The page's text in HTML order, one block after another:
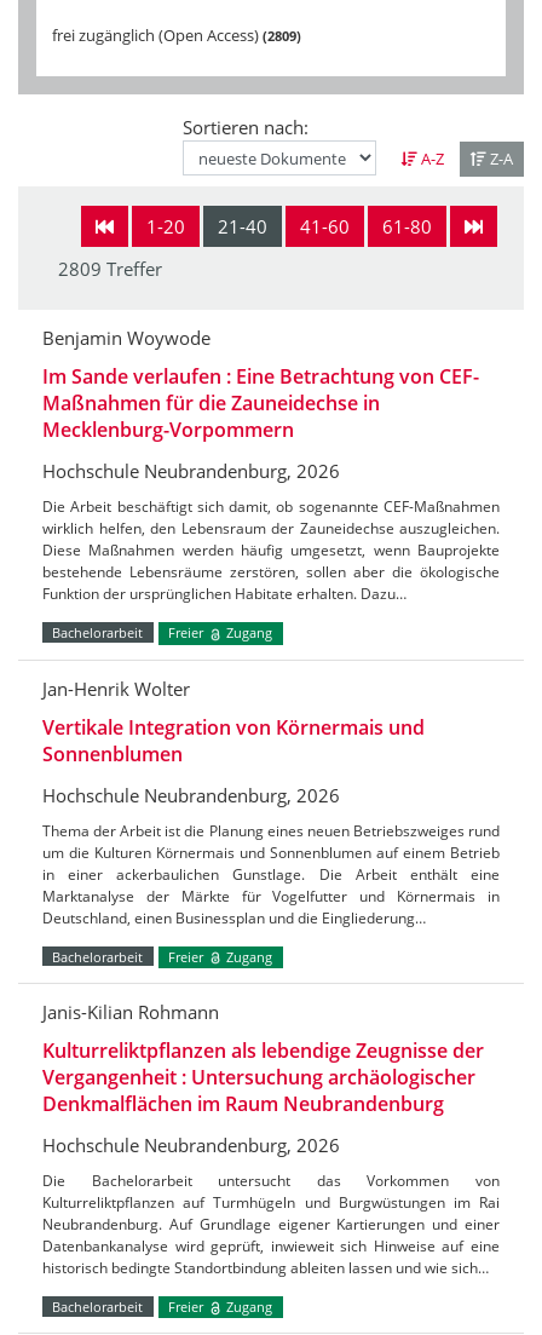
frei zugänglich (Open Access) 2809
Sortieren nach:
A-Z Z-A
1-20 21-40 41-60
61-80
2809 Treffer
Benjamin Woywode
Im Sande verlaufen : Eine Betrachtung von CEF-
Maßnahmen für die Zauneidechse in
Mecklenburg-Vorpommern
Hochschule Neubrandenburg, 2026
Die Arbeit beschäftigt sich damit, ob sogenannte CEF-Maßnahmen
wirklich helfen, den Lebensraum der Zauneidechse auszugleichen.
Diese Maßnahmen werden häufig umgesetzt, wenn Bauprojekte
bestehende Lebensräume zerstören, sollen aber die ökologische
Funktion der ursprünglichen Habitate erhalten. Dazu…
Bachelorarbeit Freier Zugang
Jan-Henrik Wolter
Vertikale Integration von Körnermais und
Sonnenblumen
Hochschule Neubrandenburg, 2026
Thema der Arbeit ist die Planung eines neuen Betriebszweiges rund
um die Kulturen Körnermais und Sonnenblumen auf einem Betrieb
in einer ackerbaulichen Gunstlage. Die Arbeit enthält eine
Marktanalyse der Märkte für Vogelfutter und Körnermais in
Deutschland, einen Businessplan und die Eingliederung…
Bachelorarbeit Freier Zugang
Janis-Kilian Rohmann
Kulturreliktpflanzen als lebendige Zeugnisse der
Vergangenheit : Untersuchung archäologischer
Denkmalflächen im Raum Neubrandenburg
Hochschule Neubrandenburg, 2026
Die Bachelorarbeit untersucht das Vorkommen von
Kulturreliktpflanzen auf Turmhügeln und Burgwüstungen im Rai
Neubrandenburg. Auf Grundlage eigener Kartierungen und einer
Datenbankanalyse wird geprüft, inwieweit sich Hinweise auf eine
historisch bedingte Standortbindung ableiten lassen und wie sich…
Bachelorarbeit Freier Zugang